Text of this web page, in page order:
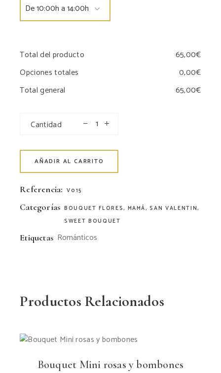
Total del producto
Opciones totales
Total general
Cantidad
AÑADIR AL CARRITO
Referencia: V015
Categorías BOUQUET FLORES, MAMÁ, SAN VALENTIN,
SWEET BOUQUET
Etiquetas Románticos
Productos Relacionados
Bouquet Mini rosas y bombones